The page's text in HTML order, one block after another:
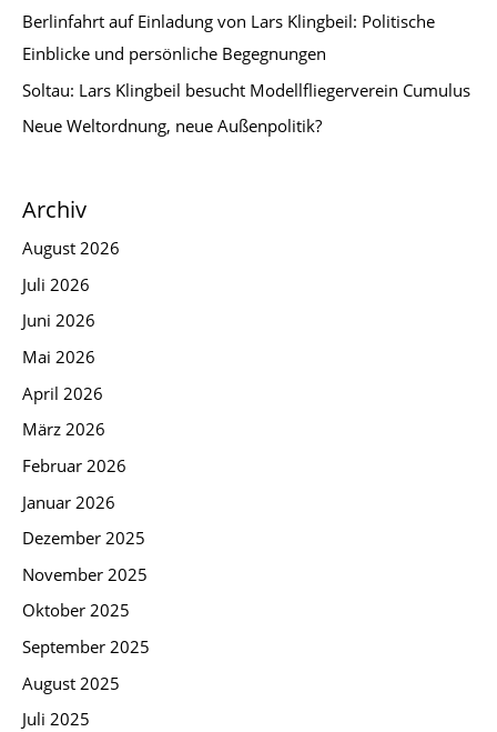
Berlinfahrt auf Einladung von Lars Klingbeil: Politische
Einblicke und persönliche Begegnungen
Soltau: Lars Klingbeil besucht Modellfliegerverein Cumulus
Neue Weltordnung, neue Außenpolitik?
Archiv
August 2026
Juli 2026
Juni 2026
Mai 2026
April 2026
März 2026
Februar 2026
Januar 2026
Dezember 2025
November 2025
Oktober 2025
September 2025
August 2025
Juli 2025